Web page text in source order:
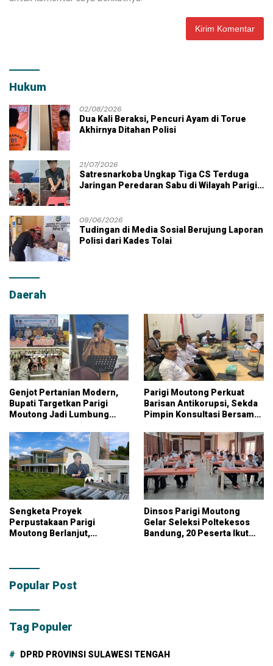
Hukum
02/08/2026
Dua Kali Beraksi, Pencuri Ayam di Torue
Akhirnya Ditahan Polisi
21/07/2026
Satresnarkoba Ungkap Tiga CS Terduga
Jaringan Peredaran Sabu di Wilayah Parigi
09/06/2026
Tudingan di Media Sosial Berujung Laporan
Polisi dari Kades Tolai
Daerah
Genjot Pertanian Modern,
Bupati Targetkan Parigi
Moutong Jadi Lumbung
Parigi Moutong Perkuat
Barisan Antikorupsi, Sekda
Pimpin Konsultasi Bersama
Sengketa Proyek
Perpustakaan Parigi
Moutong Berlanjut,
dengan Dana Pribadi
Dinsos Parigi Moutong
Gelar Seleksi Poltekesos
Bandung, 20 Peserta Ikut
Popular Post
Tag Populer
DPRD PROVINSI SULAWESI TENGAH